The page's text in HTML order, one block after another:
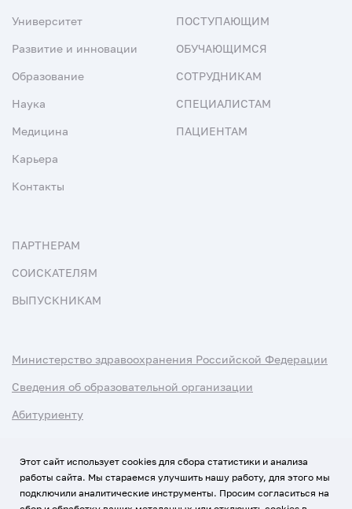
Университет
Развитие и инновации
Образование
Наука
Медицина
Карьера
Контакты
ПОСТУПАЮЩИМ
ОБУЧАЮЩИМСЯ
СОТРУДНИКАМ
СПЕЦИАЛИСТАМ
ПАЦИЕНТАМ
ПАРТНЕРАМ
СОИСКАТЕЛЯМ
ВЫПУСКНИКАМ
Министерство здравоохранения Российской Федерации
Сведения об образовательной организации
Абитуриенту
Этот сайт использует cookies для сбора статистики и анализа
работы сайта. Мы стараемся улучшить нашу работу, для этого мы
подключили аналитические инструменты. Просим согласиться на